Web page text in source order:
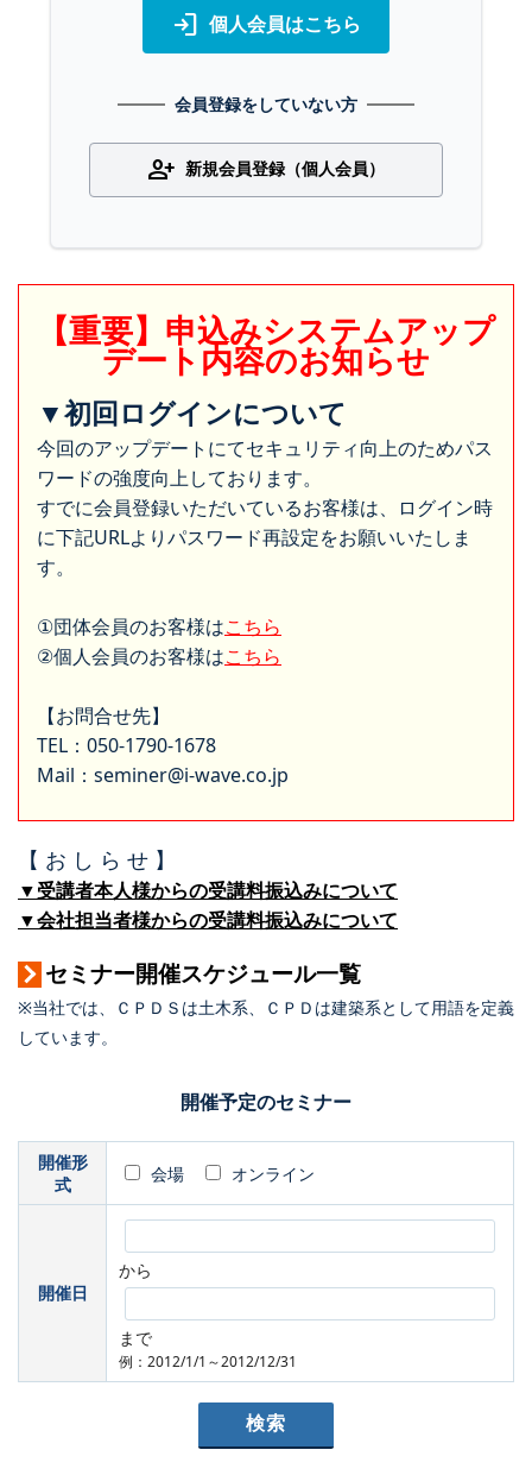
login 個人会員はこちら
会員登録をしていない方
person_add 新規会員登録（個人会員）
【重要】申込みシステムアップ
デート内容のお知らせ
▼初回ログインについて
今回のアップデートにてセキュリティ向上のためパス
ワードの強度向上しております。
すでに会員登録いただいているお客様は、ログイン時
に下記URLよりパスワード再設定をお願いいたしま
す。
①団体会員のお客様はこちら
②個人会員のお客様はこちら
【お問合せ先】
TEL：050-1790-1678
Mail：seminer@i-wave.co.jp
【 お し ら せ 】
▼受講者本人様からの受講料振込みについて
▼会社担当者様からの受講料振込みについて
セミナー開催スケジュール一覧
※当社では、ＣＰＤＳは土木系、ＣＰＤは建築系として用語を定義
しています。
開催予定のセミナー
開催形
式
会場 オンライン
開催日
から
まで
例：2012/1/1～2012/12/31